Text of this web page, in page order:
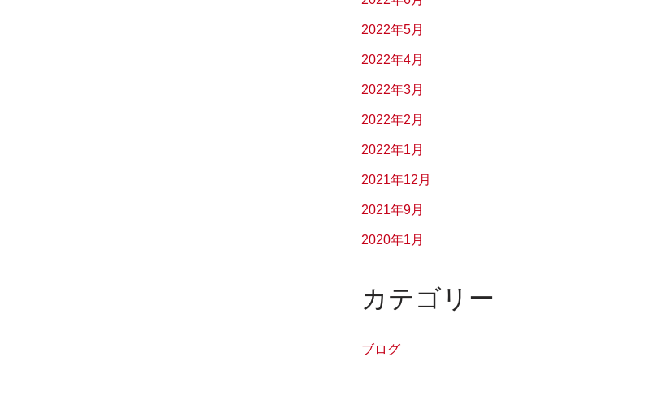
2022年5月
2022年4月
2022年3月
2022年2月
2022年1月
2021年12月
2021年9月
2020年1月
カテゴリー
ブログ